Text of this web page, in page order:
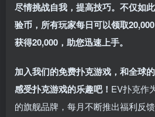
尽情挑战自我，提高技巧。不仅如此
验币，所有玩家每日可以领取
获得20,000，助您迅速上手。
加入我们的免费扑克游戏，和全球
感受扑克游戏的乐趣吧！ EV扑克作
的旗舰品牌，每月不断推出福利反